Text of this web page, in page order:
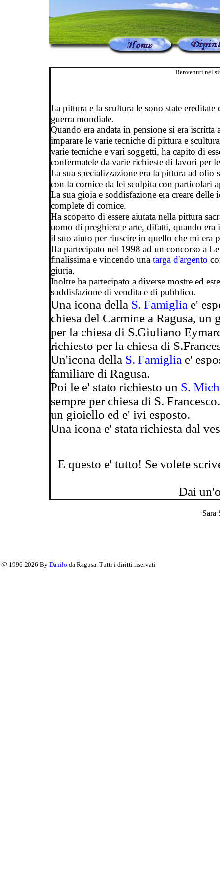
Benvenuti nel
La pittura e la scultura le sono state
guerra mondiale.
Quando era andata in pensione si era iscritta
imparare le varie tecniche di pittura e
varie tecniche e vari soggetti, ha capito di
confermatele da varie richieste di lavori per
La sua specializzazione era la pittura ad olio
con la cornice da lei scolpita con particolari
La sua gioia e soddisfazione era creare delle
complete di cornice.
Ha scoperto di essere aiutata nella pittura
uomo di preghiera e arte, difatti, quando
il suo aiuto per riuscire in quello che mi era
Ha partecipato nel 1998 ad un concorso a
finalissima e vincendo una targa d'argento
giuria.
Inoltre ha partecipato a diverse mostre ed
soddisfazione di vendita e di pubblico.
Una icona della S. Famiglia e'
chiesa del Carmine a Ragusa, un
per la chiesa di S.Giuliano
richiesto per la chiesa di
Un'icona della S. Famiglia e'
familiare di Ragusa.
Poi le e' stato richiesto un S.
sempre per chiesa di S.
un gioiello ed e' ivi esposto.
Una icona e' stata richiesta dal
E questo e' tutto! Se volete
Dai
Sara
@ 1996-2026 By Danilo da Ragusa. Tutti i diritti riservati